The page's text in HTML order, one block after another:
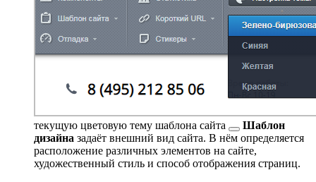
текущую цветовую тему шаблона сайта
Шаблон
дизайна задаёт внешний вид сайта. В нём определяется
расположение различных элементов на сайте,
художественный стиль и способ отображения страниц.